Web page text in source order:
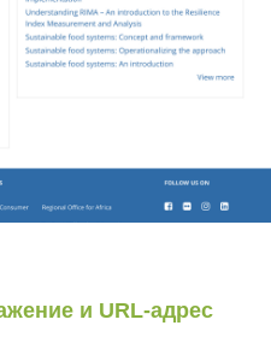
и URL-адрес